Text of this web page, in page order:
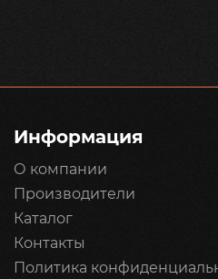
Информация
О компании
Производители
Каталог
Контакты
Политика